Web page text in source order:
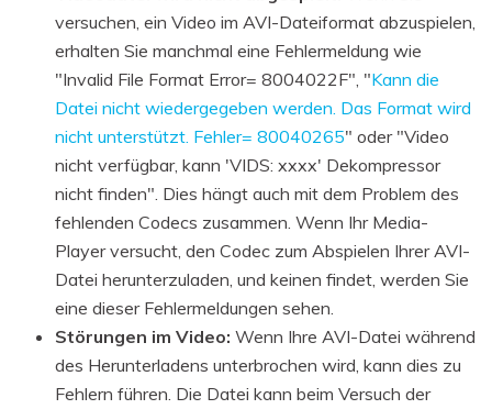
versuchen, ein Video im AVI-Dateiformat abzuspielen,
erhalten Sie manchmal eine Fehlermeldung wie
"Invalid File Format Error= 8004022F", "Kann die
Datei nicht wiedergegeben werden. Das Format wird
nicht unterstützt. Fehler= 80040265" oder "Video
nicht verfügbar, kann 'VIDS: xxxx' Dekompressor
nicht finden". Dies hängt auch mit dem Problem des
fehlenden Codecs zusammen. Wenn Ihr Media-
Player versucht, den Codec zum Abspielen Ihrer AVI-
Datei herunterzuladen, und keinen findet, werden Sie
eine dieser Fehlermeldungen sehen.
Störungen im Video: Wenn Ihre AVI-Datei während
des Herunterladens unterbrochen wird, kann dies zu
Fehlern führen. Die Datei kann beim Versuch der